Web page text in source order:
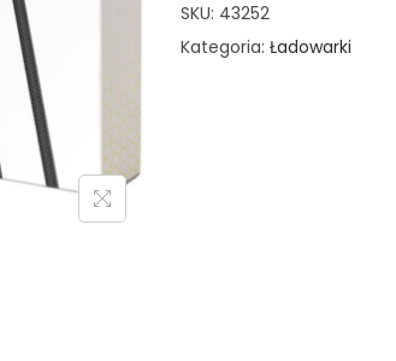
SKU: 43252
Kategoria: Ładowarki